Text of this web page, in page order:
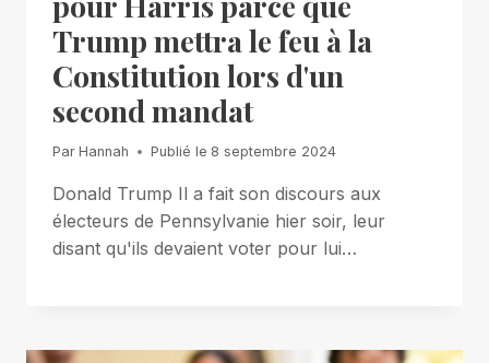
Trump mettra le feu à la
Constitution lors d'un
second mandat
Par Hannah Publié le 8 septembre 2024
Donald Trump Il a fait son discours aux
électeurs de Pennsylvanie hier soir, leur
disant qu'ils devaient voter pour lui…